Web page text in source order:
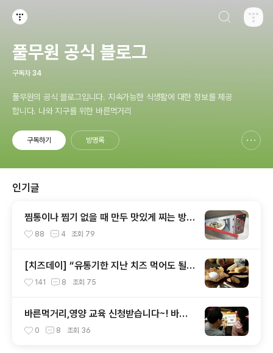
풀무원 공식 블로그
구독자 34
풀무원의 공식 블로그입니다. 지속가능한 식생활에 대한 정보를 제공
합니다. 나와 지구를 위한 바른먹거리
구독하기 방명록
인기글
찜통이나 찜기 없을 때 만두 맛있게 찌는 방법
~ 6가지!
88 4 조회 79
[치즈데이] “유통기한 지난 치즈 먹어도 될까
요?”
141 8 조회 75
바른먹거리,영양 교육 신청받습니다~! 바른
먹거리 확인 캠페인 사이트 오픈!
0 8 조회 36